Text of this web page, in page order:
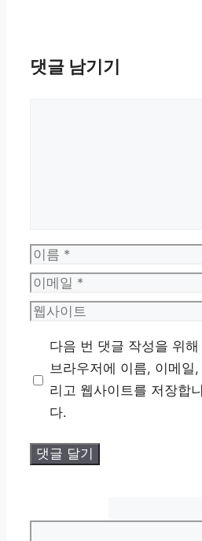
댓글 남기기
이
름
이
메
웹
트
다음 번 댓글 작성을 위해
브라우저에 이름, 이메일,
리고 웹사이트를 저장합니
다.